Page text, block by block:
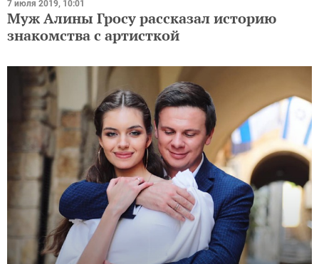
Муж Алины Гросу рассказал историю
знакомства с артисткой